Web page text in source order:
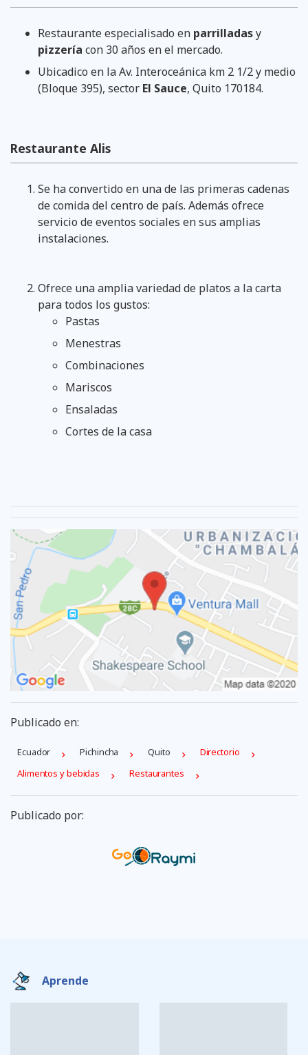
Restaurante especialisado en parrilladasy
pizzería con 30 años en el mercado.
Ubicadico en la Av. Interoceánica km 2 1/2 y medio
(Bloque 395), sector El Sauce, Quito 170184.
Restaurante Alis
Se ha convertido en una de las primeras cadenas
de comida del centro de país. Además ofrece
servicio de eventos sociales en sus amplias
instalaciones.
Ofrece una amplia variedad de platos a la carta
para todos los gustos:
Pastas
Menestras
Combinaciones
Mariscos
Ensaladas
Cortes de la casa
Publicado en:
Ecuador Pichincha Quito
Directorio
Alimentos y bebidas
Restaurantes
Publicado por:
Aprende